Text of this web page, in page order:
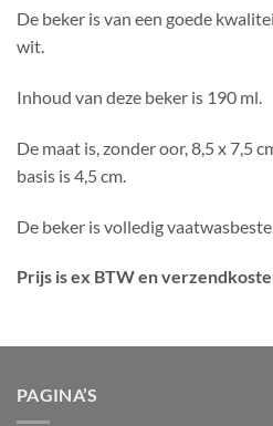
De beker is van een goede
wit.
Inhoud van deze beker is 190 ml.
De maat is, zonder oor, 8,5 x 7,5
basis is 4,5 cm.
De beker is volledig
Prijs is ex BTW en
PAGINA’S